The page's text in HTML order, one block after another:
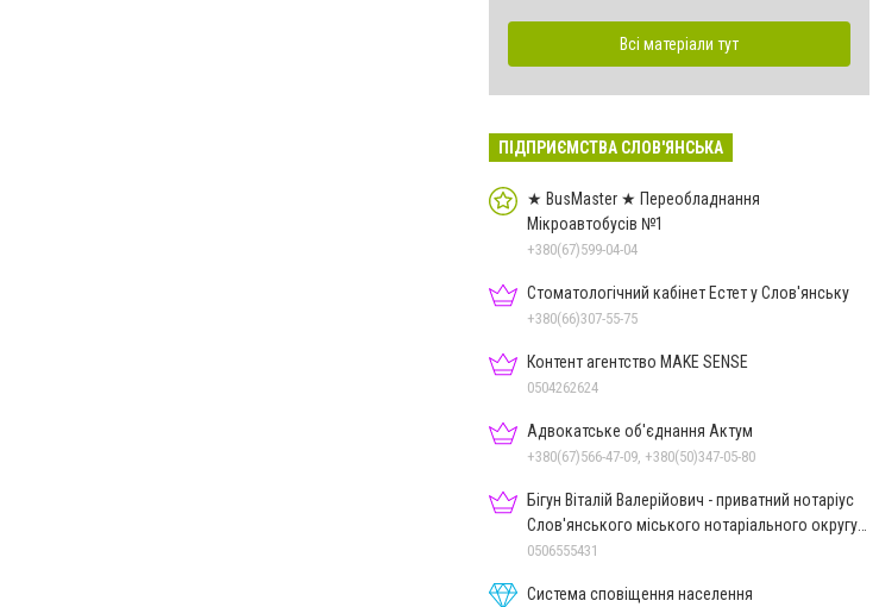
Всі матеріали тут
ПІДПРИЄМСТВА СЛОВ'ЯНСЬКА
★ BusMaster ★ Переобладнання
Мікроавтобусів №1
+380(67)599-04-04
Стоматологічний кабінет Естет у Слов'янську
+380(66)307-55-75
Контент агентство MAKE SENSE
0504262624
Адвокатське об'єднання Актум
+380(67)566-47-09, +380(50)347-05-80
Бігун Віталій Валерійович - приватний нотаріус
Слов'янського міського нотаріального округу
Дон.обл.
0506555431
Система сповіщення населення